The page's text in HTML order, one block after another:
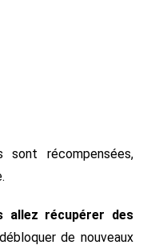
récompensées,
allez récupérer des
de nouveaux